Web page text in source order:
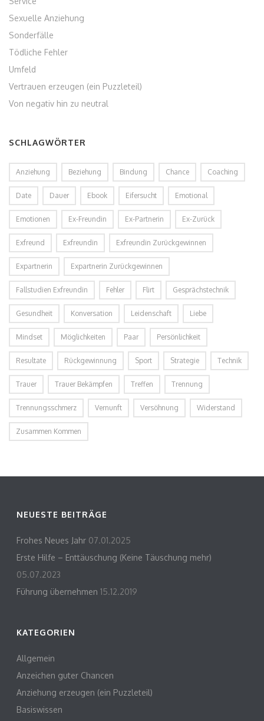
Sexuelle Anziehung
Sonderfälle
Tödliche Fehler
Umfeld
Vertrauen erzeugen (ein Puzzleteil)
Von negativ hin zu neutral
SCHLAGWÖRTER
Anziehung Beziehung Bindung Chance Coaching
Date Dauer Ebook Eifersucht Emotional
Emotionen Ex-Freundin Ex-Partnerin Ex-Zurück
Exfreund Exfreundin Exfreundin Zurückgewinnen
Expartnerin Expartnerin Zurückgewinnen
Fallstudien Exfreundin Fehler Flirt Gesprächstechnik
Gesundheit Konversation Leidenschaft Liebe
Mindset Möglichkeiten Paar Persönlichkeit
Resultate Rückgewinnung Sport Strategie Technik
Trauer Trauer Bekämpfen Treffen Trennung
Trennungsschmerz Vernunft Versöhnung Widerstand
Zusammen Kommen
NEUESTE BEITRÄGE
Frohes Neues Jahr 07.01.2025
Erste Hilfe – Enttäuschung (Keine Täuschung mehr)
05.07.2023
Führung übernehmen 15.12.2019
KATEGORIEN
Allgemein
Anzeichen guter Chancen
Anziehung erzeugen (ein Puzzleteil)
Basiswissen